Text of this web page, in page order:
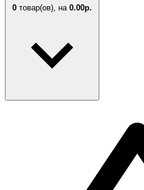
0 товар(ов), на 0.00р.